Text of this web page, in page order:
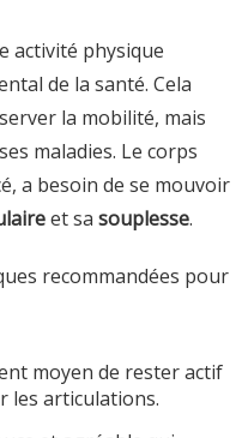
activité physique
de la santé. Cela
la mobilité, mais
maladies. Le corps
a besoin de se mouvoir
et sa souplesse.
recommandées pour
moyen de rester actif
les articulations.